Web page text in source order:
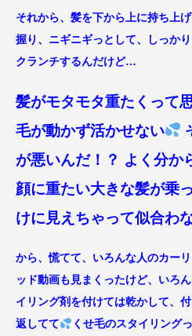
それから、 髪を下から上に持ち上
握り、 ニギニギっとして、しっか
クランチするんだけど…
髪がモタモタ重たくって
毛が動かず活かせない
が悪いんだ！？ よく分か
顔に重たい大きな髪が乗
けに見えちゃって似合わ
から、慌てて、いろんな人のカー
ッド動画も見まくったけど、いろ
イリング剤を付けては乾かして、
返してて
く せ毛のスタイリング